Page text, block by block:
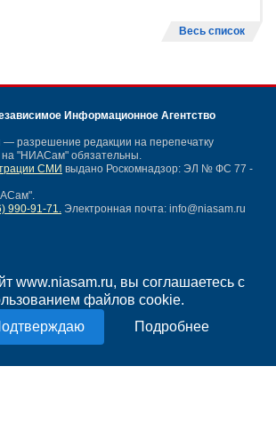
www.niasam.ru, вы соглашаетесь с
файлов cookie.
Подробнее
Весь список
Информационное Агентство
разрешение редакции на перепечатку
на "НИАСам" обязательны.
СМИ выдано Роскомнадзор: ЭЛ № ФС 77 -
990-91-71. Электронная почта: info@niasam.ru
персональных данных